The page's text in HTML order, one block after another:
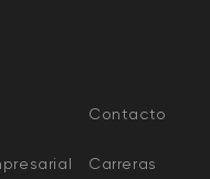
Contacto
Carreras